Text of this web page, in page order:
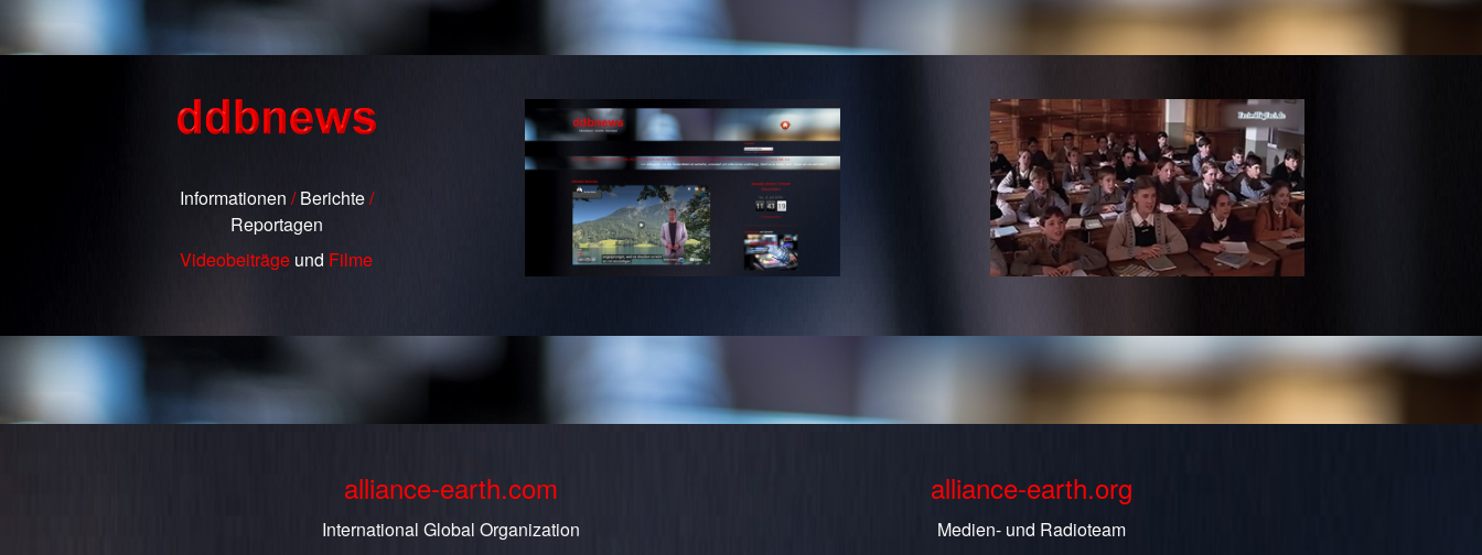
Informationen /Berichte/
Reportagen
Videobeiträge und Filme
alliance-earth.com
International Global Organization
alliance-earth.org
Medien- und Radioteam